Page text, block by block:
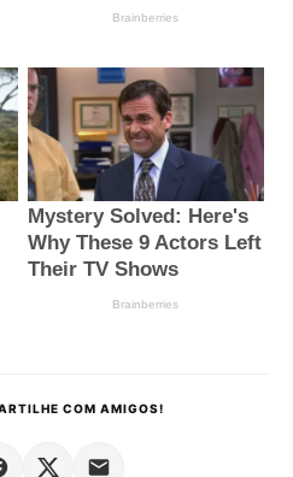
COM AMIGOS!